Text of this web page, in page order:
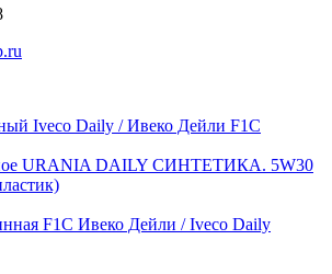
Iveco Daily / Ивеко Дейли F1C
URANIA DAILY СИНТЕТИКА. 5W30
F1C Ивеко Дейли / Iveco Daily